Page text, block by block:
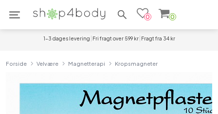
Søg efter produkter
0 0
1-3 dages levering Fri fragt over 599 kr Fragt fra 34 kr
Forside Velvære Magnetterapi Kropsmagneter